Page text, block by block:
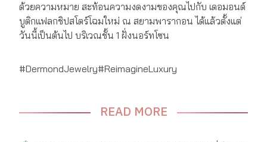
ด้วยความหมาย สะท้อนความงดงามของคุณไปกับ เดอมอนด์
บูติกแฟลกชิปสโตร์โฉมใหม่ ณ สยามพารากอน ได้แล้วตั้งแต่
วันนี้เป็นต้นไป บริเวณชั้น 1 ฝั่งนอร์ทโซน
#DermondJewelry#ReimagineLuxury
READ MORE